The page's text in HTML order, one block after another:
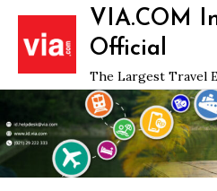
Skip
content
VIA.COM
Official
The Largest Travel